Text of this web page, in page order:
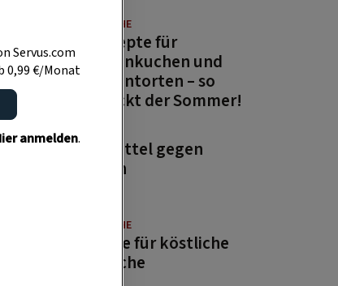
GUTE KÜCHE
13 Rezepte für
Zitronenkuchen und
Zitronentorten – so
schmeckt der Sommer!
GARTEN
Hausmittel gegen
Wespen
GUTE KÜCHE
Rezepte für köstliche
Aufstriche
Servus.com
0,99 €/Monat
anmelden.